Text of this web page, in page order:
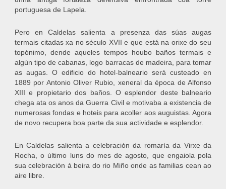
portuguesa de Lapela.
Pero en Caldelas salienta a presenza das súas augas
termais citadas xa no século XVII e que está na orixe do seu
topónimo, dende aqueles tempos houbo baños termais e
algún tipo de cabanas, logo barracas de madeira, para tomar
as augas. O edificio do hotel-balneario será custeado en
1889 por Antonio Oliver Rubio, xeneral da época de Alfonso
XIII e propietario dos baños. O esplendor deste balneario
chega ata os anos da Guerra Civil e motivaba a existencia de
numerosas fondas e hoteis para acoller aos auguistas. Agora
de novo recupera boa parte da sua actividade e esplendor.
En Caldelas salienta a celebración da romaría da Virxe da
Rocha, o último luns do mes de agosto, que engaiola pola
sua celebración á beira do rio Miño onde as familias cean ao
aire libre.